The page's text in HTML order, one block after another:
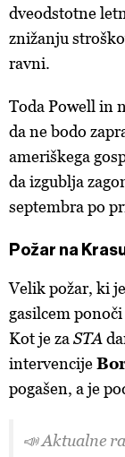
dveodstotne
znižanju
ravni.
Toda Powell in
da ne bodo
ameriškega
da izgublja
septembra po
Požar na
Velik požar, ki
gasilcem
Kot je za STA
intervencije
pogašen, a je
📣 Aktualne